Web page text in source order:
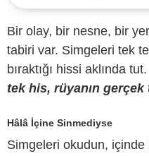
Bir olay, bir nesne, bir
tabiri var. Simgeleri tek
bıraktığı hissi aklında tut.
tek his, rüyanın gerçek
Hâlâ İçine Sinmediyse
Simgeleri okudun, içinde